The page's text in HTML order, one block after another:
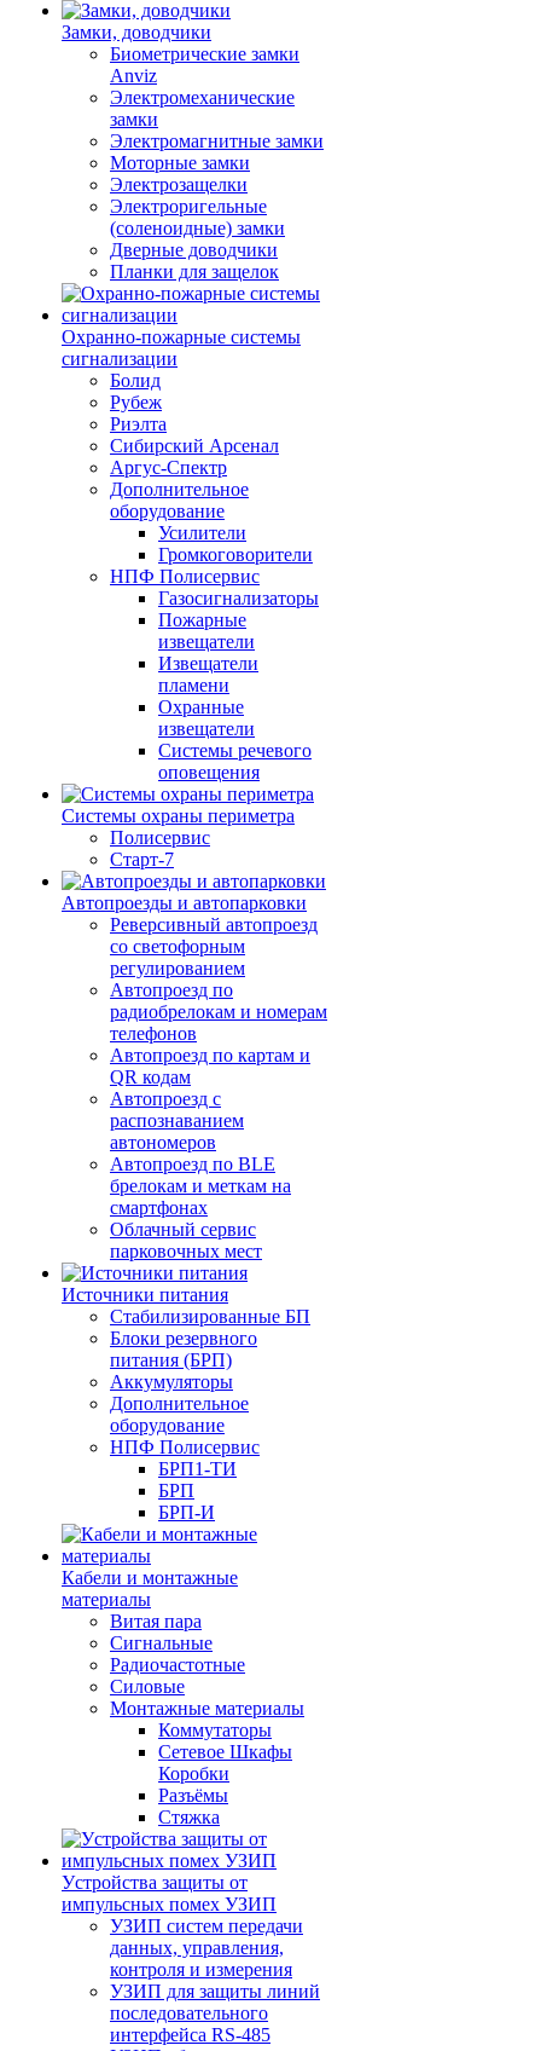
Замки, доводчики
Биометрические замки
Anviz
Электромеханические
замки
Электромагнитные замки
Моторные замки
Электрозащелки
Электроригельные
(cоленоидные) замки
Дверные доводчики
Планки для защелок
Охранно-пожарные системы
сигнализации
Болид
Рубеж
Риэлта
Сибирский Арсенал
Аргус-Спектр
Дополнительное
оборудование
Усилители
Громкоговорители
НПФ Полисервис
Газосигнализаторы
Пожарные
извещатели
Извещатели
пламени
Охранные
извещатели
Системы речевого
оповещения
Системы охраны периметра
Полисервис
Старт-7
Автопроезды и автопарковки
Реверсивный автопроезд
со светофорным
регулированием
Автопроезд по
радиобрелокам и номерам
телефонов
Автопроезд по картам и
QR кодам
Автопроезд с
распознаванием
автономеров
Автопроезд по BLE
брелокам и меткам на
смартфонах
Облачный сервис
парковочных мест
Источники питания
Стабилизированные БП
Блоки резервного
питания (БРП)
Аккумуляторы
Дополнительное
оборудование
НПФ Полисервис
БРП1-ТИ
БРП
БРП-И
Кабели и монтажные
материалы
Витая пара
Сигнальные
Радиочастотные
Силовые
Монтажные материалы
Коммутаторы
Сетевое Шкафы
Коробки
Разъёмы
Стяжка
Уcтройства защиты от
импульсных помех УЗИП
УЗИП систем передачи
данных, управления,
контроля и измерения
УЗИП для защиты линий
последовательного
интерфейса RS-485